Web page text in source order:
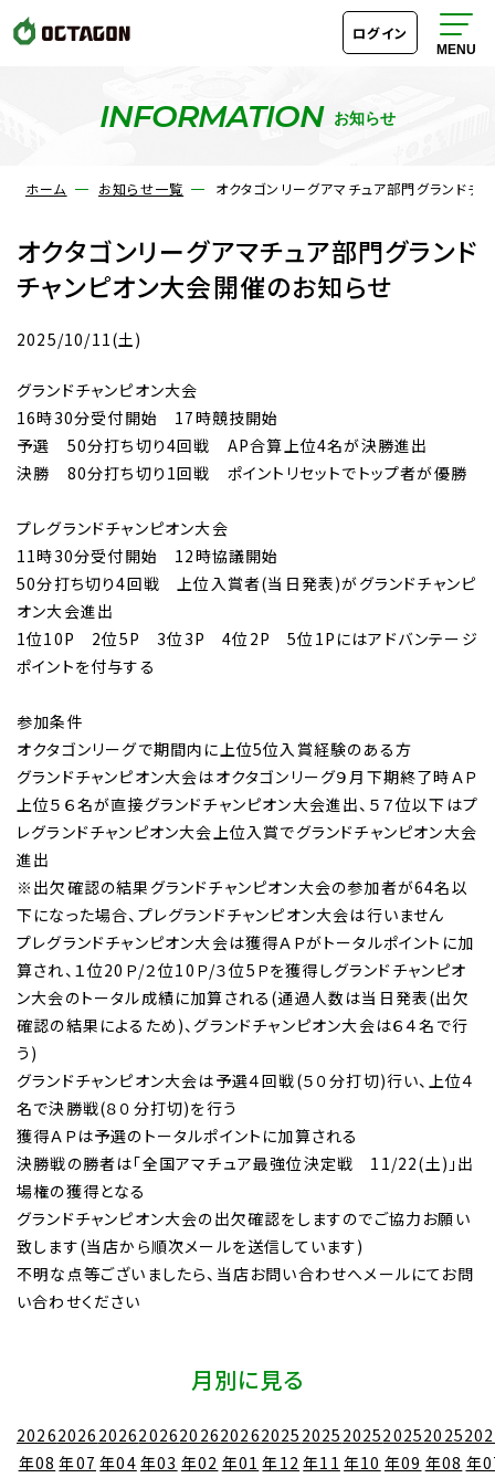
ログイン
INFORMATION お知らせ
ホーム お知らせ一覧 オクタゴンリーグアマチュア部門グランドチ
オクタゴンリーグアマチュア部門グランド
チャンピオン大会開催のお知らせ
2025/10/11(土)
グランドチャンピオン大会
16時30分受付開始 17時競技開始
予選 50分打ち切り4回戦 AP合算上位4名が決勝進出
決勝 80分打ち切り1回戦 ポイントリセットでトップ者が優勝
プレグランドチャンピオン大会
11時30分受付開始 12時協議開始
50分打ち切り4回戦 上位入賞者(当日発表)がグランドチャンピ
オン大会進出
1位10P 2位5P 3位3P 4位2P 5位1Pにはアドバンテージ
ポイントを付与する
参加条件
オクタゴンリーグで期間内に上位5位入賞経験のある方
グランドチャンピオン大会はオクタゴンリーグ９月下期終了時ＡＰ
上位５６名が直接グランドチャンピオン大会進出、５７位以下はプ
レグランドチャンピオン大会上位入賞でグランドチャンピオン大会
進出
※出欠確認の結果グランドチャンピオン大会の参加者が64名以
下になった場合、プレグランドチャンピオン大会は行いません
プレグランドチャンピオン大会は獲得ＡＰがトータルポイントに加
算され、１位20Ｐ/２位10Ｐ/３位5Ｐを獲得しグランドチャンピオ
ン大会のトータル成績に加算される(通過人数は当日発表(出欠
確認の結果によるため)、グランドチャンピオン大会は６４名で行
う)
グランドチャンピオン大会は予選４回戦(５０分打切)行い、上位４
名で決勝戦(８０分打切)を行う
獲得ＡＰは予選のトータルポイントに加算される
決勝戦の勝者は「全国アマチュア最強位決定戦 11/22(土)」出
場権の獲得となる
グランドチャンピオン大会の出欠確認をしますのでご協力お願い
致します(当店から順次メールを送信しています)
不明な点等ございましたら、当店お問い合わせへメールにてお問
い合わせください
月別に見る
2026
年08
2026
年07
2026
年04
2026
年03
2026
年02
2026
年01
2025
年12
2025
年11
2025
年10
2025
年09
2025
年08 年